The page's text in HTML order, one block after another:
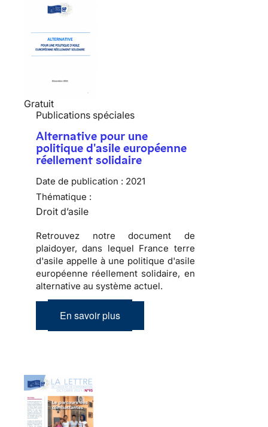
Gratuit
Publications spéciales
Alternative pour une
politique d'asile européenne
réellement solidaire
Date de publication : 2021
Thématique :
Droit d’asile
Retrouvez notre document de
plaidoyer, dans lequel France terre
d'asile appelle à une politique d'asile
européenne réellement solidaire, en
alternative au système actuel.
En savoir plus